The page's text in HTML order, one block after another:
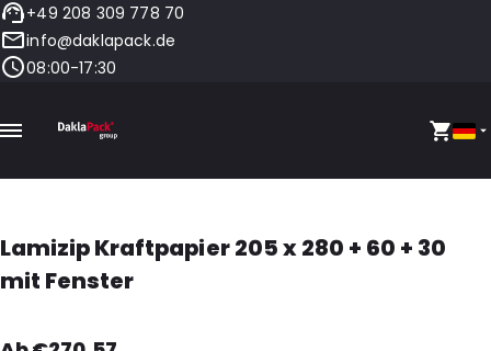
+49 208 309 778 70
info@daklapack.de
08:00-17:30
Lamizip Kraftpapier 205 x 280 + 60 + 30
mit Fenster